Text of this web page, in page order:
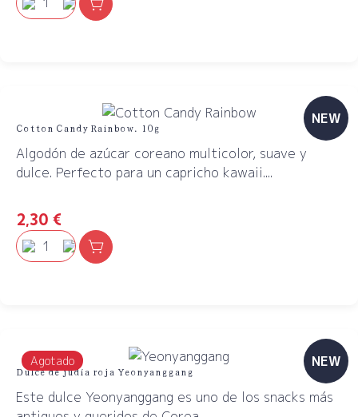
NEW
Cotton Candy Rainbow. 10g
Algodón de azúcar coreano multicolor, suave y
dulce. Perfecto para un capricho kawaii....
2,30 €
Agotado NEW
Dulce de judía roja Yeonyanggang
Este dulce Yeonyanggang es uno de los snacks más